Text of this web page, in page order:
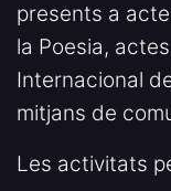
presents a
la Poesia,
Internacional
mitjans de
Les activitats